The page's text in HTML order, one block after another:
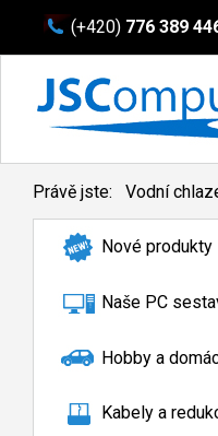
(+420) 776 389
Právě jste: Vodní
Nové produkty
Naše PC
Hobby a
Kabely a